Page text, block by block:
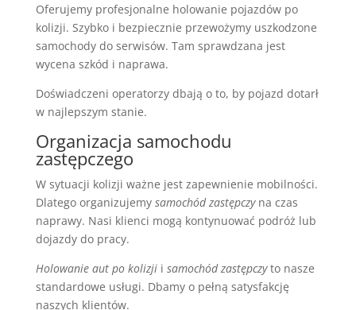
Oferujemy profesjonalne holowanie pojazdów po
kolizji. Szybko i bezpiecznie przewożymy uszkodzone
samochody do serwisów. Tam sprawdzana jest
wycena szkód i naprawa.
Doświadczeni operatorzy dbają o to, by pojazd dotarł
w najlepszym stanie.
Organizacja samochodu
zastępczego
W sytuacji kolizji ważne jest zapewnienie mobilności.
Dlatego organizujemy samochód zastępczyna czas
naprawy. Nasi klienci mogą kontynuować podróż lub
dojazdy do pracy.
Holowanie aut po kolizjii samochód zastępczyto nasze
standardowe usługi. Dbamy o pełną satysfakcję
naszych klientów.